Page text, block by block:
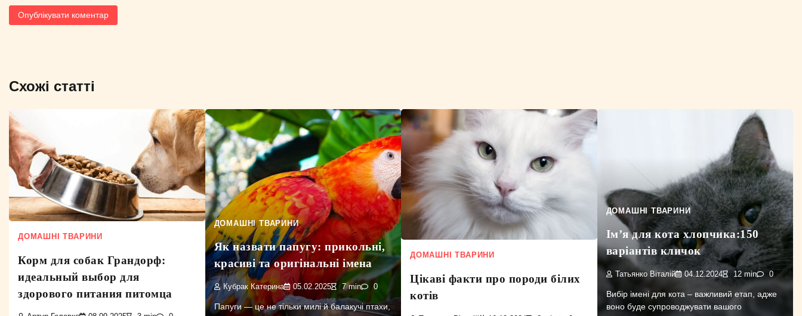
Схожі статті
ДОМАШНІ ТВАРИНИ
Корм для собак Грандорф:
идеальный выбор для
здорового питания питомца
ДОМАШНІ ТВАРИНИ
Як назвати папугу: прикольні,
красиві та оригінальні імена
Кубрак Катерина 05.02.2025 7 min 0
Папуги — це не тільки милі й балакучі птахи,
ДОМАШНІ ТВАРИНИ
Цікаві факти про породи білих
котів
ДОМАШНІ ТВАРИНИ
Ім’я для кота хлопчика:150
варіантів кличок
Татьянко Віталій 04.12.2024 12 min 0
Вибір імені для кота – важливий етап, адже
воно буде супроводжувати вашого